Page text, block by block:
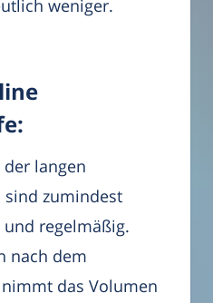
weniger.
langen
sind zumindest
regelmäßig.
nach dem
das Volumen